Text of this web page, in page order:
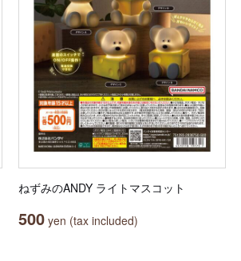
ねずみのANDY ライトマスコット
500 yen (tax included)